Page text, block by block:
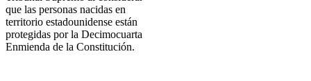
que las personas nacidas en
territorio estadounidense están
protegidas por la Decimocuarta
Enmienda de la Constitución.